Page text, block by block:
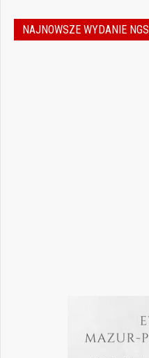
NAJNOWSZE WYDANIE NGS